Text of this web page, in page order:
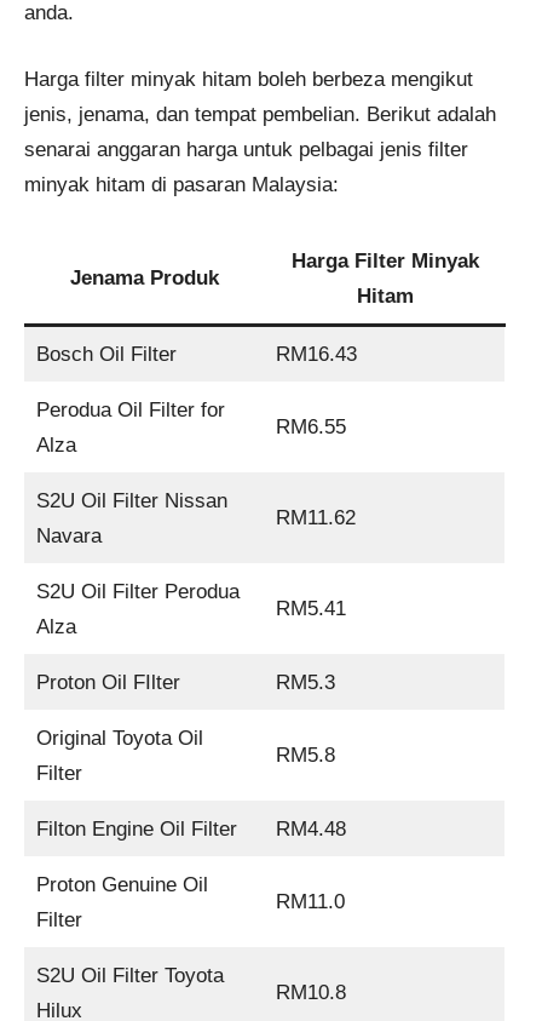
anda.
Harga filter minyak hitam boleh berbeza mengikut
jenis, jenama, dan tempat pembelian. Berikut adalah
senarai anggaran harga untuk pelbagai jenis filter
minyak hitam di pasaran Malaysia:
Jenama Produk
Harga Filter Minyak
Hitam
Bosch Oil Filter RM16.43
Perodua Oil Filter for
Alza
RM6.55
S2U Oil Filter Nissan
Navara
RM11.62
S2U Oil Filter Perodua
Alza
RM5.41
Proton Oil FIlter RM5.3
Original Toyota Oil
Filter
RM5.8
Filton Engine Oil Filter RM4.48
Proton Genuine Oil
Filter
RM11.0
S2U Oil Filter Toyota
Hilux
RM10.8